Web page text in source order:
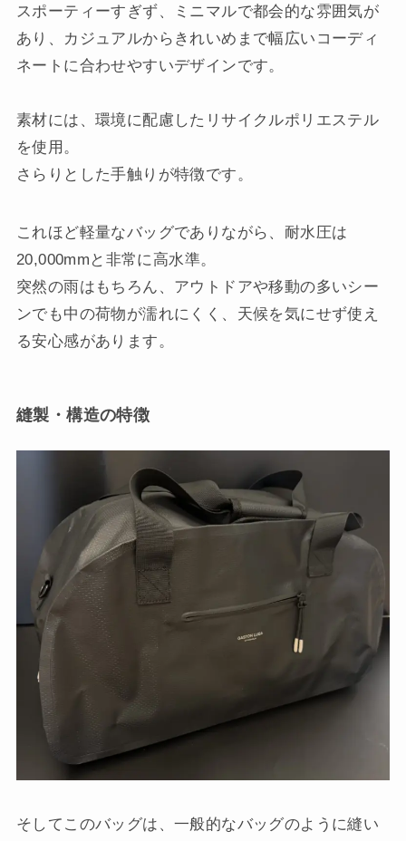
スポーティーすぎず、ミニマルで都会的な雰囲気が
あり、カジュアルからきれいめまで幅広いコーディ
ネートに合わせやすいデザインです。
素材には、環境に配慮したリサイクルポリエステル
を使用。
さらりとした手触りが特徴です。
これほど軽量なバッグでありながら、耐水圧は
20,000mmと非常に高水準。
突然の雨はもちろん、アウトドアや移動の多いシー
ンでも中の荷物が濡れにくく、天候を気にせず使え
る安心感があります。
縫製・構造の特徴
そしてこのバッグは、一般的なバッグのように縫い